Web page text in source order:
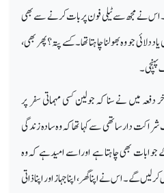
اس نے مجھ سے ٹیلی فون پر بات کرنے سے بھی
جو وہ بھولنا چاہتا تھا۔ کسے پتہ؟ پھر بھی،
میں نے سنا کہ جولین کسی مہماتی سفر پر
دارساتھی سے کہا تھا کہ وہ سادہ زندگی
جوابات بھی چاہتا ہے اوراسے امیدہے کہ وہ
گے۔ اس نے اپنا گھر، اپنا جہاز اور اپنا ذاتی